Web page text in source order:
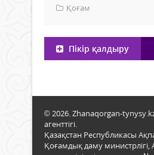
Қоғам
Пікір қалдыру
© 2026. Zhanaqorgan-
агенттігі.
Қазақстан Республикасы
Қоғамдық даму министрлігі,